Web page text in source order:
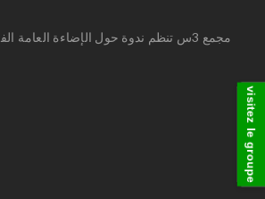
مجمع 3س تنظم ندوة حول الإضاءة العامة
visitez le groupe